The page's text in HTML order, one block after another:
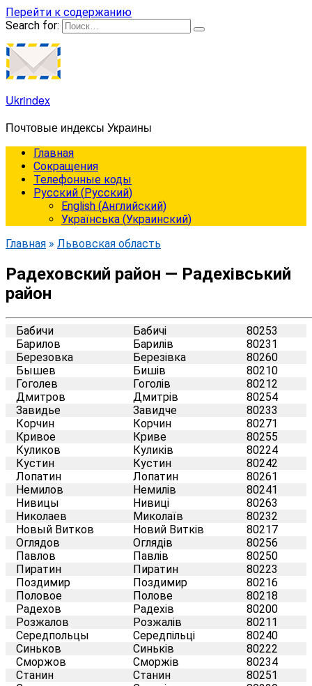
Перейти к содержанию
Search for:
Ukrindex
Почтовые индексы Украины
Главная
Сокращения
Телефонные коды
Русский (Русский)
English (Английский)
Українська (Украинский)
Главная » Львовская область
Радеховский район — Радехівський
район
Бабичи Бабичі
80253
Барилов
Барилів
80231
Березовка
Березівка
80260
Бышев
Бишів
80210
Гоголев
Гоголів
80212
Дмитров
Дмитрів
80254
Завидье
Завидче
80233
Корчин
Корчин
80271
Кривое
Криве
80255
Куликов
Куликів
80224
Кустин
Кустин
80242
Лопатин
Лопатин
80261
Немилов
Немилів
80241
Нивицы
Нивиці
80263
Николаев
Миколаїв
80232
Новый Витков
Новий Витків
80217
Оглядов
Оглядів
80256
Павлов
Павлів
80250
Пиратин
Пиратин
80223
Поздимир
Поздимир
80216
Половое
Полове
80218
Радехов
Радехів
80200
Розжалов
Розжалів
80211
Середпольцы
Середпільці
80240
Синьков
Синьків
80222
Сморжов
Сморжів
80234
Станин
Станин
80251